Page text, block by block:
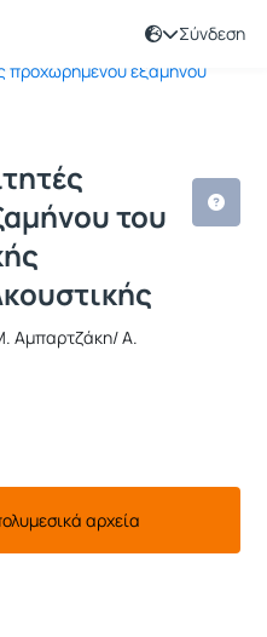
Σύνδεση
προχωρημένου εξαμήνου
για φοιτητές
του
Αμπαρτζάκη/ Α.
αρχεία